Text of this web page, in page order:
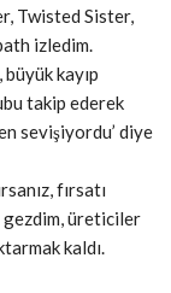
Twisted Sister,
izledim.
kayıp
takip ederek
sevişiyordu’ diye
fırsatı
gezdim, üreticiler
kaldı.